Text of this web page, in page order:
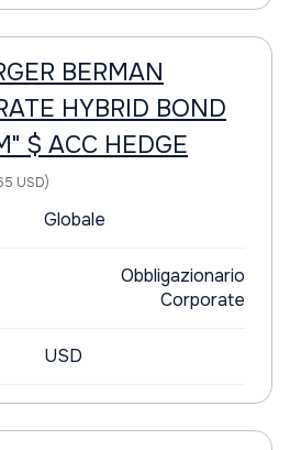
BERMAN
HYBRID BOND
$ ACC HEDGE
USD)
Globale
Obbligazionario
Corporate
USD